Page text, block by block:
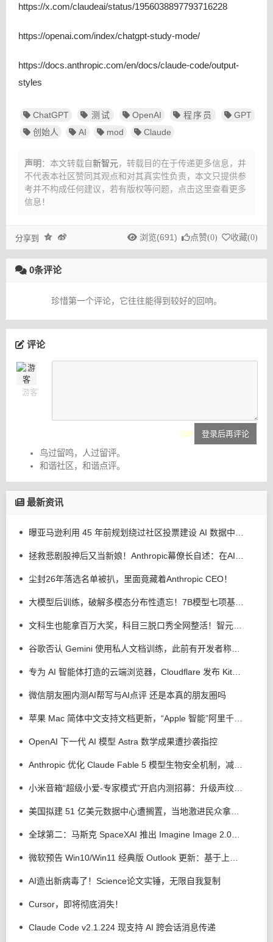
https://x.com/claudeai/status/1956038897793716228
https://openai.com/index/chatgpt-study-mode/
https://docs.anthropic.com/en/docs/claude-code/output-
styles
ChatGPT 测试 OpenAI 程序员
GPT
创始人
AI mod Claude
声明 ：本文转载自新智元，转载目的在于传递更多信息，并
不代表本社区赞同其观点和对其真实性负责，本文只提供参
考并不构成任何建议， 若有版权等问题，点击这里查看更多
信息！
分享到 浏览(691) 点赞(0) 收藏(0)
0条评论
珍惜第一个评论，它往往能得到较好的回响。
评论
游客
登录后再评论
鸟过留鸣，人过留评。
和谐社区，和谐点评。
最新资讯
曝亚马逊利用 45 年前规划绕过社区投票建设 AI 数据中心，美国加州吉尔罗伊市民不满
拯救悲剧股神后又当新娘！Anthropic幕僚长自述：在AI前沿寻找上帝
尘封26年落选名单被扒，里面竟藏着Anthropic CEO！
大模型后训练，破解多模态分布性遗忘！7B模型七项基准全线提升
文科生也能拿百万大奖，科目三脱口秀全网整活！智元灵创创意大赛来了
谷歌否认 Gemini 使用私人文档训练，此前有开发者称未公开内容遭泄露
专为 AI 智能体打造的云端浏览器，Cloudflare 发布 Kitesurf
微信朋友圈内测AI帮写与AI点评 还是本真的朋友圈吗
苹果 Mac 简体中文支持文档更新，“Apple 智能”阿里千问扩展现身了
OpenAI 下一代 AI 模型 Astra 数学成果遭抄袭指控
Anthropic 优化 Claude Fable 5 模型生物安全机制，减少 85% 误拦截
小米音箱“超级小爱-专家模式”开启内测招募：升级声纹管理、语音歌单等功能
美国拟建 51 亿美元数据中心遭搁置，当地激进民众拿出断头台以示抗议
全球第二：马斯克 SpaceXAI 推出 Imagine Image 2.0，强化 AI 生图 / 编辑能力
微软预告 Win10/Win11 经典版 Outlook 更新：基于上下文 AI 解释用户选中文本
AI造出新病毒了！Science论文实锤，无限自我复制
Cursor，即将彻底消失！
Claude Code v2.1.224 现支持 AI 跨会话消息传递